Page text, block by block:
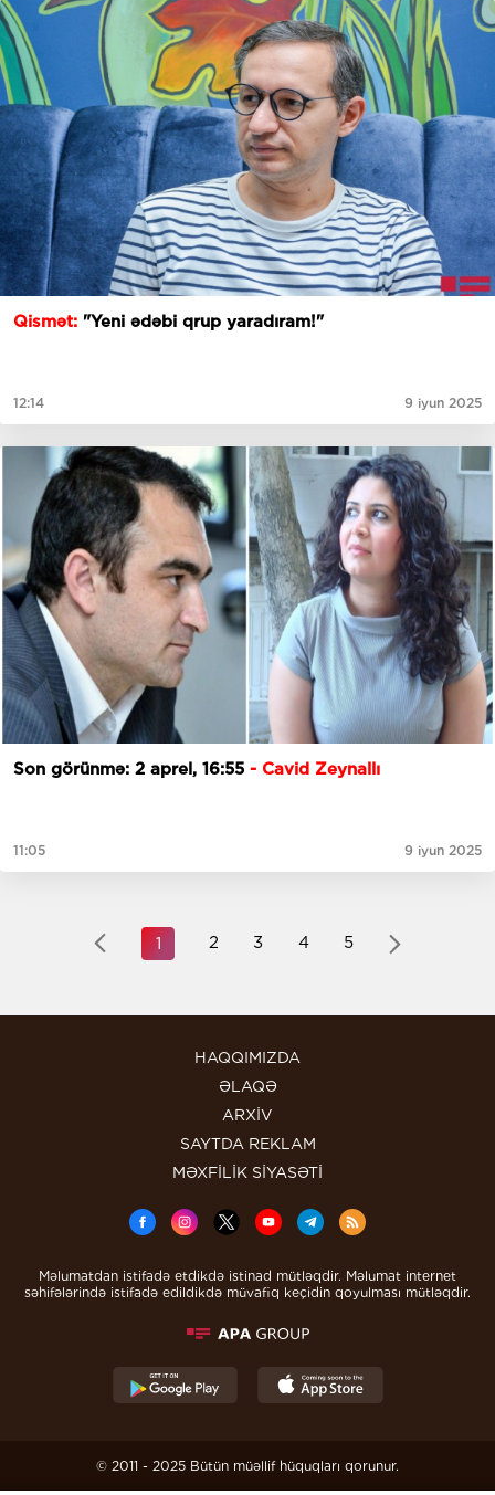
Qismət: "Yeni ədəbi qrup yaradıram!"
12:14 9 iyun 2025
Son görünmə: 2 aprel, 16:55 - Cavid Zeynallı
11:05 9 iyun 2025
1 2 3 4 5
HAQQIMIZDA
ƏLAQƏ
ARXİV
SAYTDA REKLAM
MƏXFİLİK SİYASƏTİ
Məlumatdan istifadə etdikdə istinad mütləqdir. Məlumat internet
səhifələrində istifadə edildikdə müvafiq keçidin qoyulması mütləqdir.
© 2011 - 2025 Bütün müəllif hüquqları qorunur.